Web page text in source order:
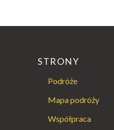
STRONY
Podróże
Mapa podróży
Współpraca